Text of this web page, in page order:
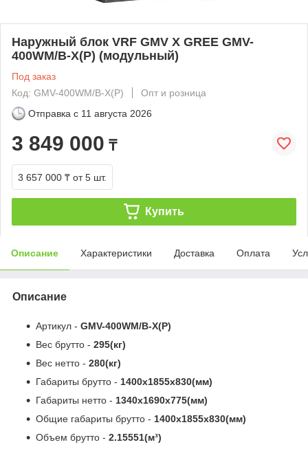
Наружный блок VRF GMV X GREE GMV-
400WM/B-X(P) (модульный)
Под заказ
Код: GMV-400WM/B-X(P)
Опт и розница
Отправка с 11 августа 2026
3 849 000 ₸
3 657 000 ₸ от 5 шт.
Купить
Описание Характеристики Доставка Оплата
Описание
Артикул - GMV-400WM/B-X(P)
Вес брутто - 295(кг)
Вес нетто - 280(кг)
Габариты брутто - 1400x1855x830(мм)
Габариты нетто - 1340x1690x775(мм)
Общие габариты брутто - 1400x1855x830(мм)
Объем брутто - 2.15551(м³)